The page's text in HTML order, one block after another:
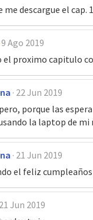
me descargue el cap.
9 Ago 2019
el proximo capitulo
22 Jun 2019
porque las
la laptop de
21 Jun 2019
el feliz
21 Jun 2019